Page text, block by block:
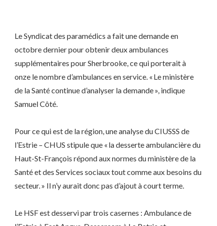
Le Syndicat des paramédics a fait une demande en
octobre dernier pour obtenir deux ambulances
supplémentaires pour Sherbrooke, ce qui porterait à
onze le nombre d’ambulances en service. « Le ministère
de la Santé continue d’analyser la demande », indique
Samuel Côté.
Pour ce qui est de la région, une analyse du CIUSSS de
l’Estrie – CHUS stipule que « la desserte ambulancière du
Haut-St-François répond aux normes du ministère de la
Santé et des Services sociaux tout comme aux besoins du
secteur. » Il n’y aurait donc pas d’ajout à court terme.
Le HSF est desservi par trois casernes : Ambulance de